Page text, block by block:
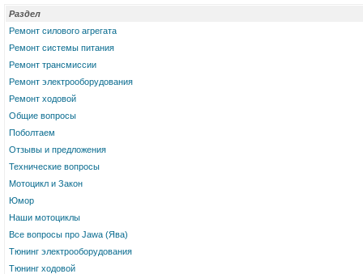
Раздел
Ремонт силового агрегата
Ремонт системы питания
Ремонт трансмиссии
Ремонт электрооборудования
Ремонт ходовой
Общие вопросы
Поболтаем
Отзывы и предложения
Технические вопросы
Мотоцикл и Закон
Юмор
Наши мотоциклы
Все вопросы про Jawa (Ява)
Тюнинг электрооборудования
Тюнинг ходовой